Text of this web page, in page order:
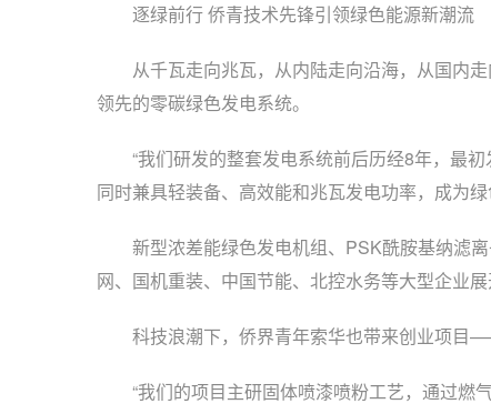
逐绿前行 侨青技术先锋引领绿色能源新潮流
从千瓦走向兆瓦，从内陆走向沿海，从国内走
领先的零碳绿色发电系统。
“我们研发的整套发电系统前后历经8年，最初
同时兼具轻装备、高效能和兆瓦发电功率，成为绿
新型浓差能绿色发电机组、PSK酰胺基纳滤离
网、国机重装、中国节能、北控水务等大型企业
科技浪潮下，侨界青年索华也带来创业项目——
“我们的项目主研固体喷漆喷粉工艺，通过燃